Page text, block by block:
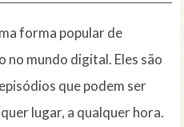
forma popular de
no mundo digital. Eles são
que podem ser
lugar, a qualquer hora.